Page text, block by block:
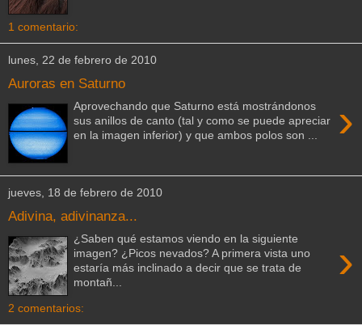
1 comentario:
lunes, 22 de febrero de 2010
Auroras en Saturno
›
Aprovechando que Saturno está mostrándonos
sus anillos de canto (tal y como se puede apreciar
en la imagen inferior) y que ambos polos son ...
jueves, 18 de febrero de 2010
Adivina, adivinanza...
›
¿Saben qué estamos viendo en la siguiente
imagen? ¿Picos nevados? A primera vista uno
estaría más inclinado a decir que se trata de
montañ...
2 comentarios: